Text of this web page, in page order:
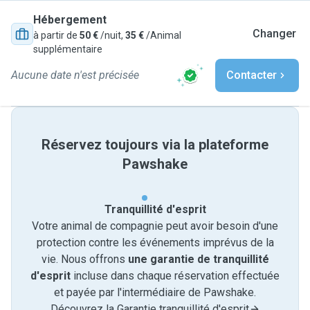
Hébergement
à partir de 50 €/nuit, 35 €/Animal
supplémentaire
Changer
Aucune date n'est précisée Contacter
Réservez toujours via la plateforme
Pawshake
Tranquillité d'esprit
Votre animal de compagnie peut avoir besoin d'une
protection contre les événements imprévus de la
vie. Nous offrons une garantie de tranquillité
d'esprit incluse dans chaque réservation effectuée
et payée par l'intermédiaire de Pawshake.